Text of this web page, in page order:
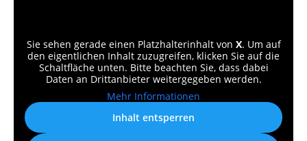
Sie sehen gerade einen Platzhalterinhalt von X. Um auf
den eigentlichen Inhalt zuzugreifen, klicken Sie auf die
Schaltfläche unten. Bitte beachten Sie, dass dabei
Daten an Drittanbieter weitergegeben werden.
Mehr Informationen
Inhalt entsperren